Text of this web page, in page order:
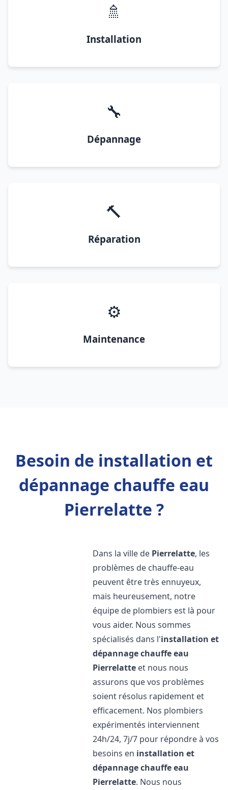
🚿
Installation
🔧
Dépannage
🔨
Réparation
⚙️
Maintenance
Besoin de installation et
dépannage chauffe eau
Pierrelatte ?
Dans la ville de Pierrelatte, les
problèmes de chauffe-eau
peuvent être très ennuyeux,
mais heureusement, notre
équipe de plombiers est là pour
vous aider. Nous sommes
spécialisés dans l'installation et
dépannage chauffe eau
Pierrelatte et nous nous
assurons que vos problèmes
soient résolus rapidement et
efficacement. Nos plombiers
expérimentés interviennent
24h/24, 7j/7 pour répondre à vos
besoins en installation et
dépannage chauffe eau
Pierrelatte. Nous nous